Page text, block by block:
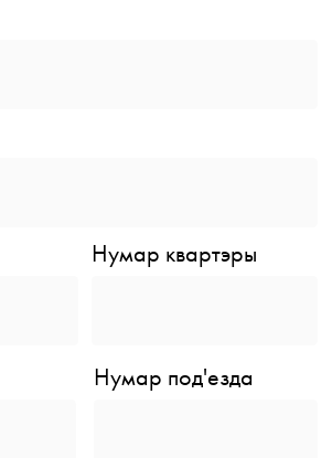
Нумар квартэры
Нумар под'езда